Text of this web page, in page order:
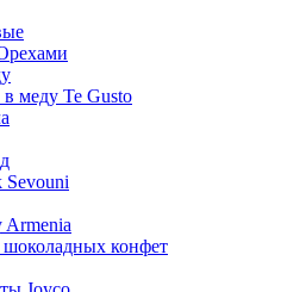
меду Te Gusto
Sevouni
Armenia
конфет